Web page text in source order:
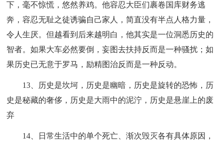
下，毫不惊慌，悠然养鸡。他容忍大臣们裹卷国库财务逃
奔，容忍无耻之徒诱骗自己家人，简直没有半点人格力量，
令人生厌。但越看到后来越明白，他其实是一位洞悉历史的
智者。如果大车必然要倒，妄图去扶持反而是一种骚扰；如
果历史已无意于罗马，励精图治反而是一种反动。
13、历史是坎坷，历史是幽暗，历史是旋转的恐怖，历
史是秘藏的奢侈，历史是大雨中的泥泞，历史是悬崖上的废
弃
14、日常生活中的单个死亡、渐次毁灭各有具体原因，